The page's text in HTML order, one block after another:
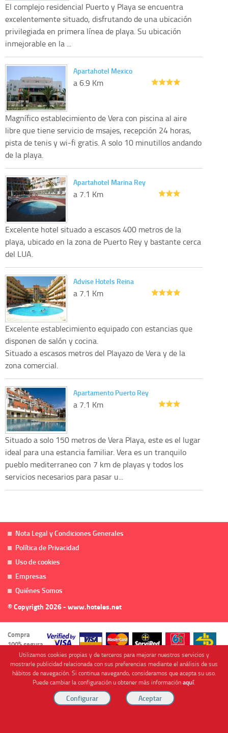
El complejo residencial Puerto y Playa se encuentra
excelentemente situado, disfrutando de una ubicación
privilegiada en primera línea de playa. Su ubicación
inmejorable en la ...
Apartahotel Mexico
a 6.9 Km
Magnífico establecimiento de Vera con piscina al aire
libre que tiene servicio de msajes, recepción 24 horas,
pista de tenis y wi-fi gratis. A solo 10 minutillos andando
de la playa.
Apartahotel Marina Rey
a 7.1 Km
Excelente hotel situado a escasos 400 metros de la
playa, ubicado en la zona de Puerto Rey y bastante cerca
del LUA.
Advise Hotels Reina
a 7.1 Km
Excelente establecimiento equipado con estancias que
disponen de salón y cocina.
Situado a escasos metros del Playazo de Vera y de la
zona comercial.
Apartamento Puerto Rey
a 7.1 Km
Situado a solo 150 metros de Vera Playa, este es el lugar
ideal para una estancia familiar. Vera es un tranquilo
pueblo mediterraneo con 7 km de playas y todos los
servicios necesarios para pasar u...
Nota Legal y Condiciones Generales
Política de Privacidad
Uso de cookies
Empresas
Quiénes Somos
© Copyrigth 2026 - www.hoteles.net
Compra
100% segura
Cofinanciado por
Utilizamos cookies propias y de terceros para mejorar nuestros servicios y
mostrarle publicidad relacionada con sus preferencias mediante el análisis de sus
hábitos de navegación. Si continua navegando, consideramos que acepta su uso.
Puede cambiar la configuración u obtener más informaciónaquí.